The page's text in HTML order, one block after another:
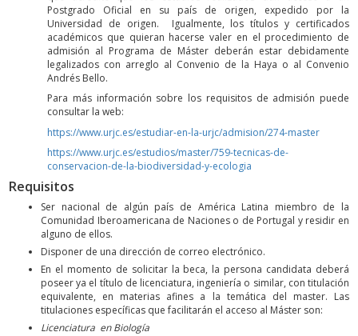
Postgrado Oficial en su país de origen, expedido por la
Universidad de origen. Igualmente, los títulos y certificados
académicos que quieran hacerse valer en el procedimiento de
admisión al Programa de Máster deberán estar debidamente
legalizados con arreglo al Convenio de la Haya o al Convenio
Andrés Bello.
Para más información sobre los requisitos de admisión puede
consultar la web:
https://www.urjc.es/estudiar-en-la-urjc/admision/274-master
https://www.urjc.es/estudios/master/759-tecnicas-de-
conservacion-de-la-biodiversidad-y-ecologia
Requisitos
Ser nacional de algún país de América Latina miembro de la
Comunidad Iberoamericana de Naciones o de Portugal y residir en
alguno de ellos.
Disponer de una dirección de correo electrónico.
En el momento de solicitar la beca, la persona candidata deberá
poseer ya el título de licenciatura, ingeniería o similar, con titulación
equivalente, en materias afines a la temática del master. Las
titulaciones específicas que facilitarán el acceso al Máster son:
Licenciatura en Biología